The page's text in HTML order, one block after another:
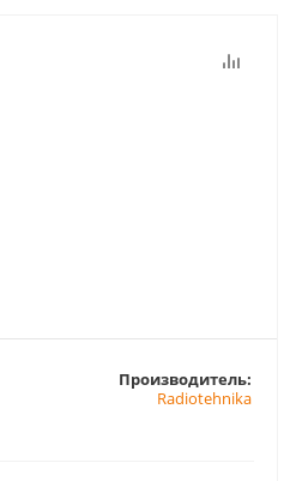
Производитель:
Radiotehnika